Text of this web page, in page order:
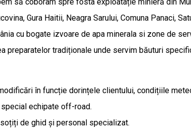
Gura Haitii, Neagra Sarului, Comuna Panaci,
cu bogate izvoare de apa minerala si zone de
preparatelor tradiționale unde servim băuturi
în funcție dorințele clientului, condițiile
echipate off-road.
de ghid și personal specializat.